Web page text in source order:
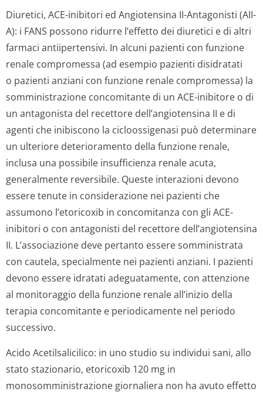
Diuretici, ACE-inibitori ed Angiotensina II-Antagonisti (AII-
A): i FANS possono ridurre l’effetto dei diuretici e di altri
farmaci antiipertensivi. In alcuni pazienti con funzione
renale compromessa (ad esempio pazienti disidratati
o pazienti anziani con funzione renale compromessa) la
somministrazione concomitante di un ACE-inibitore o di
un antagonista del recettore dell’angiotensina II e di
agenti che inibiscono la cicloossigenasi può determinare
un ulteriore deterioramento della funzione renale,
inclusa una possibile insufficienza renale acuta,
generalmente reversibile. Queste interazioni devono
essere tenute in considerazione nei pazienti che
assumono l’etoricoxib in concomitanza con gli ACE-
inibitori o con antagonisti del recettore dell’angiotensina
II. L’associazione deve pertanto essere somministrata
con cautela, specialmente nei pazienti anziani. I pazienti
devono essere idratati adeguatamente, con attenzione
al monitoraggio della funzione renale all’inizio della
terapia concomitante e periodicamente nel periodo
successivo.
Acido Acetilsalicilico: in uno studio su individui sani, allo
stato stazionario, etoricoxib 120 mg in
monosomministra­zione giornaliera non ha avuto effetto